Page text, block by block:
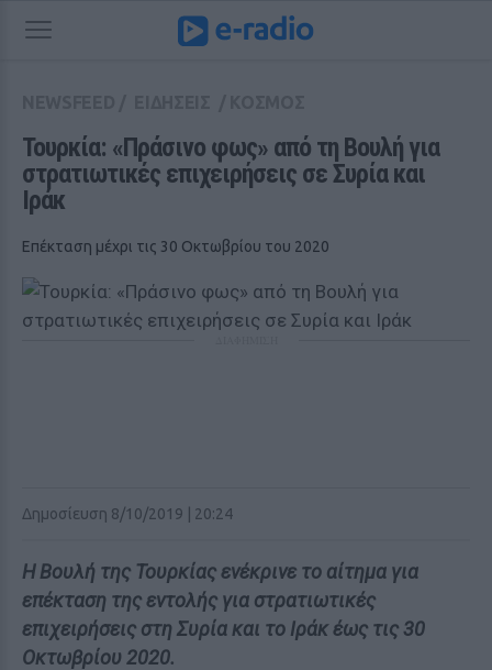
Τουρκία: «Πράσινο φως» από τη Βουλή για
στρατιωτικές επιχειρήσεις σε Συρία και
Ιράκ
Επέκταση μέχρι τις 30 Οκτωβρίου του 2020
Δημοσίευση 8/10/2019 | 20:24
Η Βουλή της Τουρκίας ενέκρινε το αίτημα για
επέκταση της εντολής για στρατιωτικές
επιχειρήσεις στη Συρία και το Ιράκ έως τις 30
Οκτωβρίου 2020.